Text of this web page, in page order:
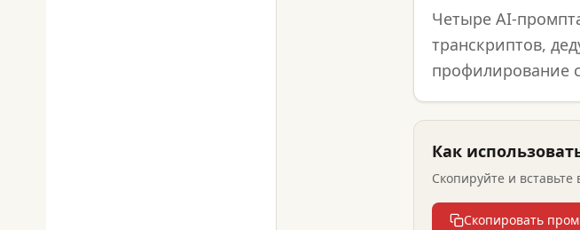
Четыре AI-
транскриптов,
профилирование
Как
Скопируйте и вставьте
Скопировать